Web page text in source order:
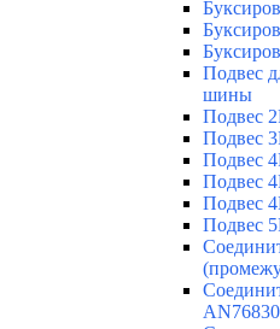
Подвес
шины
Подвес
Подвес
Подвес
Подвес
Подвес
Подвес